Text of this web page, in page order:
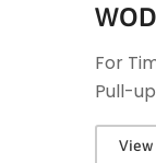
For
Pull-